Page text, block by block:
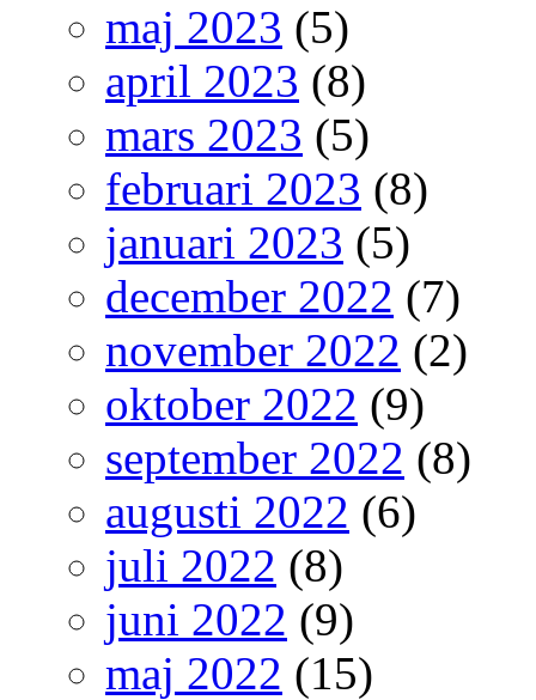
maj 2023 (5)
april 2023 (8)
mars 2023 (5)
februari 2023 (8)
januari 2023 (5)
december 2022 (7)
november 2022 (2)
oktober 2022 (9)
september 2022 (8)
augusti 2022 (6)
juli 2022 (8)
juni 2022 (9)
maj 2022 (15)